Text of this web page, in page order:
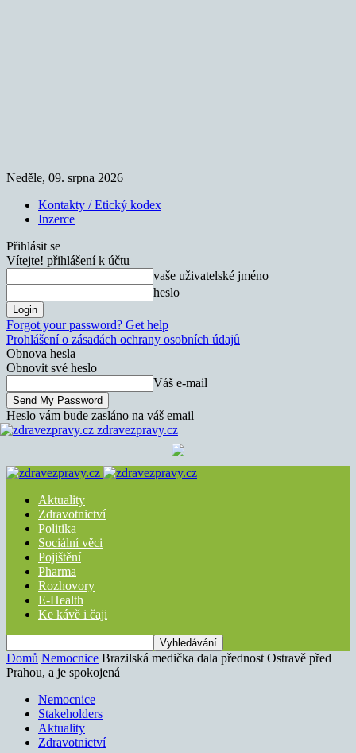
Neděle, 09. srpna 2026
Kontakty / Etický kodex
Inzerce
Přihlásit se
Vítejte! přihlášení k účtu
vaše uživatelské jméno
heslo
Forgot your password? Get help
Prohlášení o zásadách ochrany osobních údajů
Obnova hesla
Obnovit své heslo
Váš e-mail
Heslo vám bude zasláno na váš email
zdravezpravy.cz
Aktuality
Zdravotnictví
Politika
Sociální věci
Pojištění
Pharma
Rozhovory
E-Health
Ke kávě i čaji
Domů Nemocnice Brazilská medička dala přednost Ostravě před
Prahou, a je spokojená
Nemocnice
Stakeholders
Aktuality
Zdravotnictví